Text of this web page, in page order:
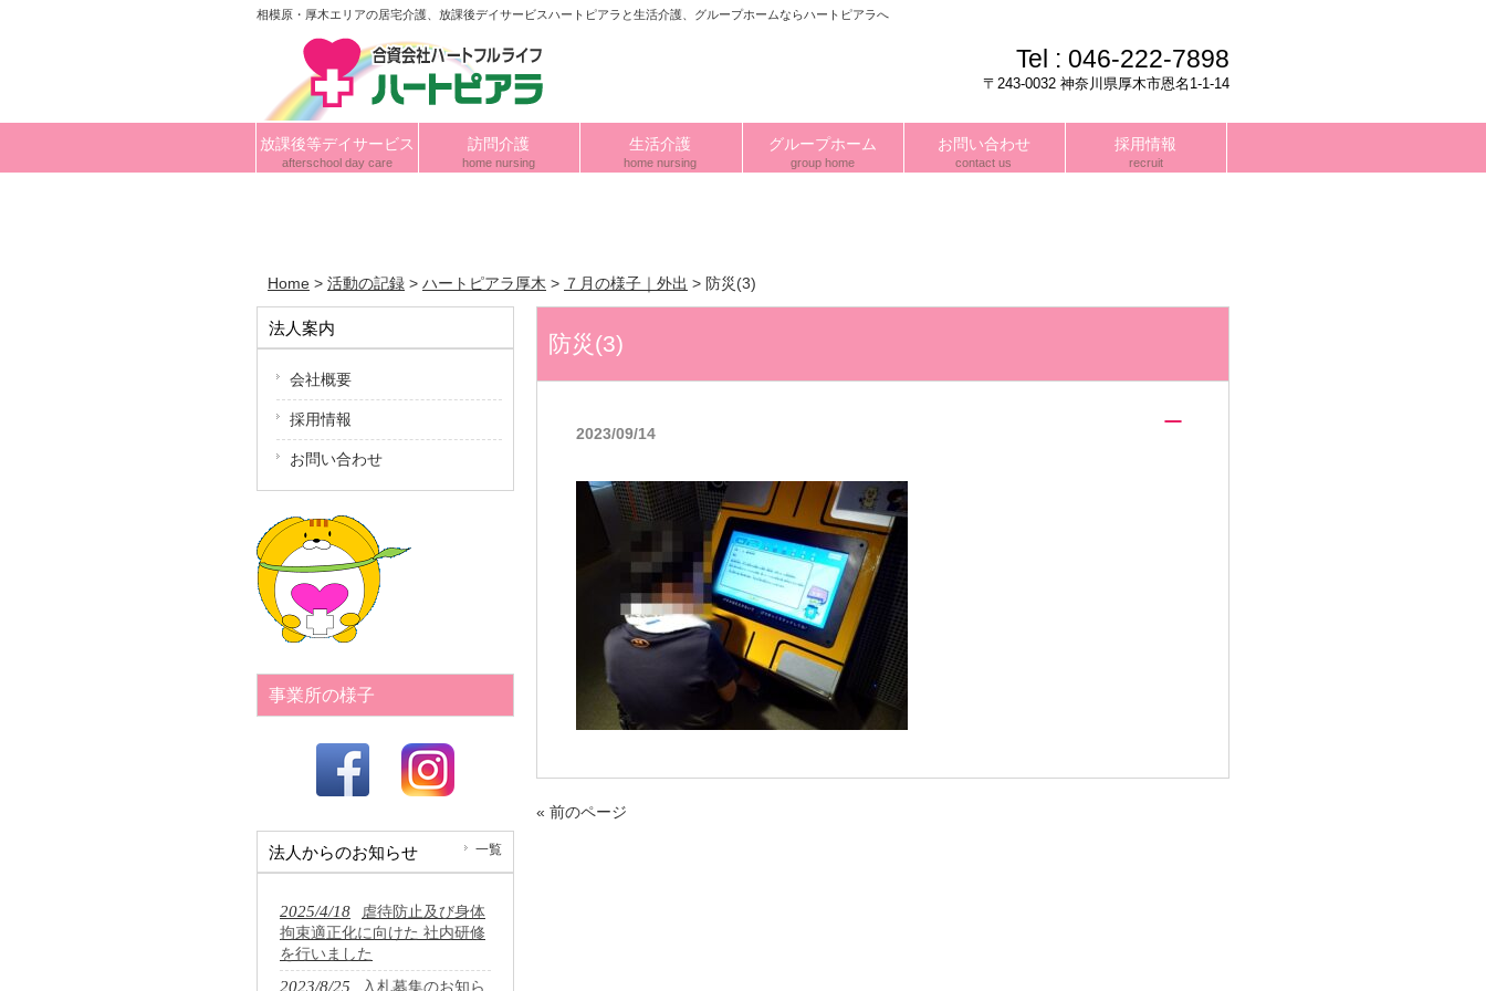
相模原・厚木エリアの居宅介護、放課後デイサービスハートピアラと生活介護、グループホームならハートピアラへ
Tel : 046-222-7898
〒243-0032 神奈川県厚木市恩名1-1-14
放課後等デイサービス
afterschool day care
訪問介護
home nursing
生活介護
home nursing
グループホーム
group home
お問い合わせ
contact us
採用情報
recruit
Home > 活動の記録 > ハートピアラ厚木 > ７月の様子｜外出 > 防災(3)
防災(3)
2023/09/14
« 前のページ
法人案内
会社概要
採用情報
お問い合わせ
事業所の様子
法人からのお知らせ 一覧
2025/4/18
虐待防止及び身体
拘束適正化に向けた 社内研修
を行いました
2023/8/25 入札募集のお知ら